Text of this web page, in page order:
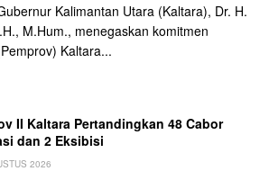
Kalimantan Utara (Kaltara), Dr. H.
M.Hum., menegaskan komitmen
Kaltara...
II Kaltara Pertandingkan 48 Cabor
dan 2 Eksibisi
2026